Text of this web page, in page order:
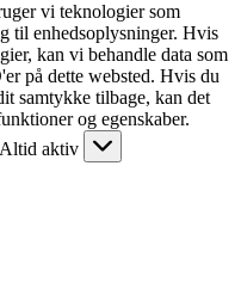
vi teknologier som
til enhedsoplysninger. Hvis
kan vi behandle data som
på dette websted. Hvis du
samtykke tilbage, kan det
og egenskaber.
Altid aktiv